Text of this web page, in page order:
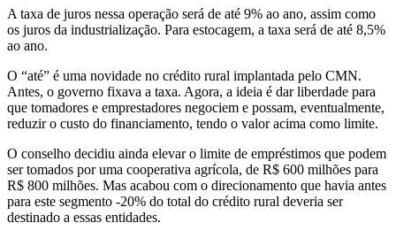
A taxa de juros nessa operação será de até 9% ao ano, assim como
os juros da industrialização. Para estocagem, a taxa será de até 8,5%
ao ano.
O “até” é uma novidade no crédito rural implantada pelo CMN.
Antes, o governo fixava a taxa. Agora, a ideia é dar liberdade para
que tomadores e emprestadores negociem e possam, eventualmente,
reduzir o custo do financiamento, tendo o valor acima como limite.
O conselho decidiu ainda elevar o limite de empréstimos que podem
ser tomados por uma cooperativa agrícola, de R$ 600 milhões para
R$ 800 milhões. Mas acabou com o direcionamento que havia antes
para este segmento -20% do total do crédito rural deveria ser
destinado a essas entidades.